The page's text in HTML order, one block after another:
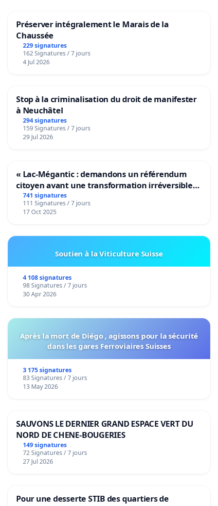
Préserver intégralement le Marais de la
Chaussée
229 signatures
162 Signatures / 7 jours
4 Jul 2026
Stop à la criminalisation du droit de manifester
à Neuchâtel
294 signatures
159 Signatures / 7 jours
29 Jul 2026
« Lac-Mégantic : demandons un référendum
citoyen avant une transformation irréversible
de notre territoire »
741 signatures
111 Signatures / 7 jours
17 Oct 2025
Soutien à la Viticulture Suisse
4 108 signatures
98 Signatures / 7 jours
30 Apr 2026
Après la mort de Diégo , agissons pour la sécurité
dans les gares Ferroviaires Suisses
3 175 signatures
83 Signatures / 7 jours
13 May 2026
SAUVONS LE DERNIER GRAND ESPACE VERT DU
NORD DE CHENE-BOUGERIES
149 signatures
72 Signatures / 7 jours
27 Jul 2026
Pour une desserte STIB des quartiers de